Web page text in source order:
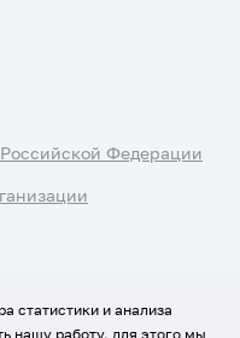
Федерации
статистики и анализа
нашу работу, для этого мы